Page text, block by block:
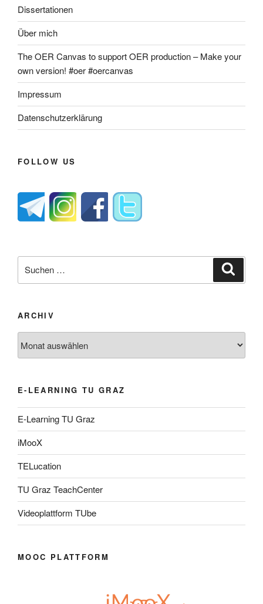
Dissertationen
Über mich
The OER Canvas to support OER production – Make your
own version! #oer #oercanvas
Impressum
Datenschutzerklärung
FOLLOW US
nach:
ARCHIV
E-LEARNING TU GRAZ
E-Learning TU Graz
iMooX
TELucation
TU Graz TeachCenter
Videoplattform TUbe
MOOC PLATTFORM